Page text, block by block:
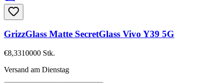
GrizzGlass Matte SecretGlass Vivo Y39 5G
€8,3310000 Stk.
Versand am Dienstag